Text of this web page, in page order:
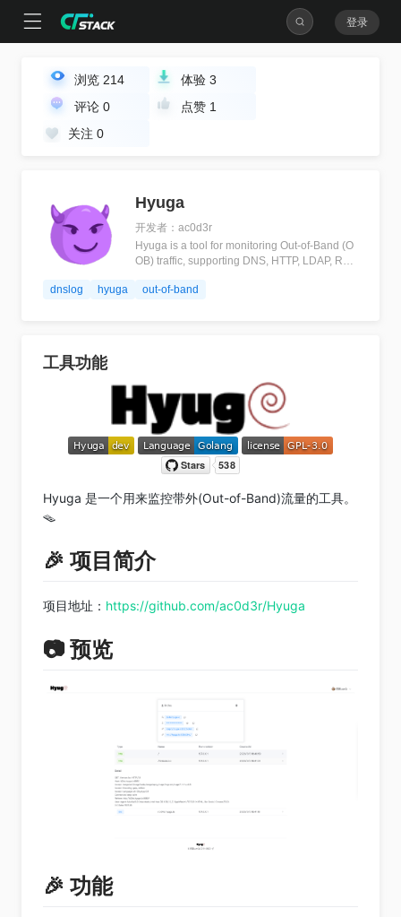
登录
浏览 214 体验 3
评论 0 点赞 1
关注 0
Hyuga
开发者：ac0d3r
Hyuga is a tool for monitoring Out-of-Band (O
OB) traffic, supporting DNS, HTTP, LDAP, RMI,
dnslog
hyuga out-of-band
工具功能
Hyuga 是一个用来监控带外(Out-of-Band)流量的工具。
🪤
🎉 项目简介
项目地址： https://github.com/ac0d3r/Hyuga
📷 预览
🎉 功能